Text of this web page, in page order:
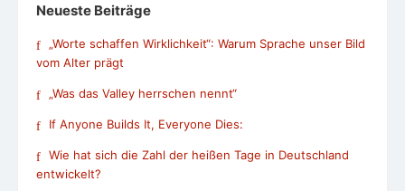
Neueste Beiträge
„Worte schaffen Wirklichkeit“: Warum Sprache unser Bild
vom Alter prägt
„Was das Valley herrschen nennt“
If Anyone Builds It, Everyone Dies:
Wie hat sich die Zahl der heißen Tage in Deutschland
entwickelt?